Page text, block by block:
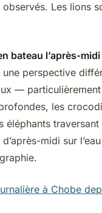
Les lions
bateau l’après-midi
une perspective
—
les
éléphants
midi sur
à Chobe